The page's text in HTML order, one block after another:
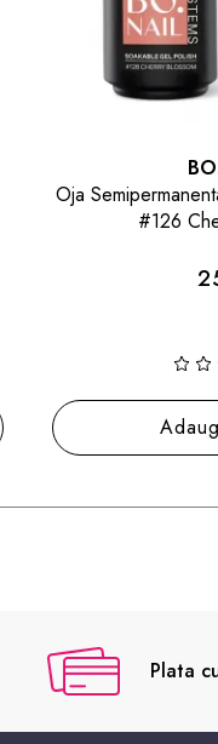
Oja
#189
Plata